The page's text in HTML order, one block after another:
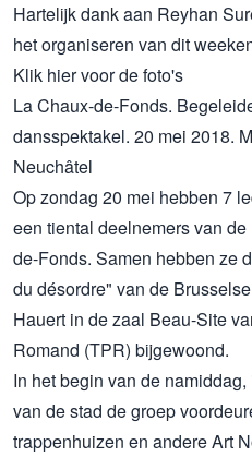
Hartelijk dank aan Reyhan
het organiseren van dit
Klik hiervoor de foto's
La Chaux-de-Fonds.
dansspektakel. 20 mei 2018.
Neuchâtel
Op zondag 20 mei hebben 7
een tiental deelnemers van
de-Fonds. Samen hebben ze
du désordre" van de
Hauert in de zaal Beau-Site
Romand (TPR) bijgewoond.
In het begin van de
van de stad de groep
trappenhuizen en andere Art